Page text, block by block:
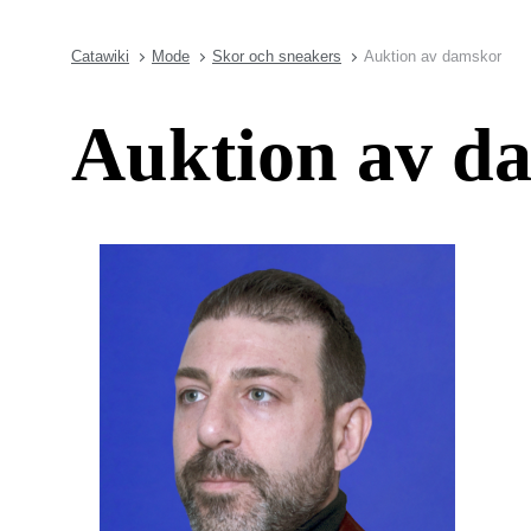
Catawiki Mode Skor och sneakers Auktion av damskor
Auktion av